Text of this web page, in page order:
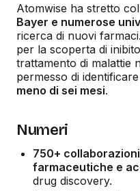
Atomwise ha stretto
Bayer e numerose
ricerca di nuovi
per la scoperta di
trattamento di malattie
permesso di
meno di sei mesi.
Numeri
750+
farmaceutiche e
drug discovery.